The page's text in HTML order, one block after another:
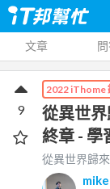
文章
2022 iThome
從異世
終章 - 學
從異世界歸
9